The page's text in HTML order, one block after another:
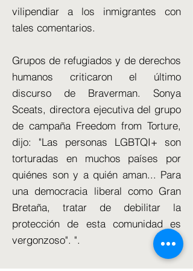
vilipendiar a los inmigrantes con
tales comentarios.
Grupos de refugiados y de derechos
humanos criticaron el último
discurso de Braverman. Sonya
Sceats, directora ejecutiva del grupo
de campaña Freedom from Torture,
dijo: "Las personas LGBTQI+ son
torturadas en muchos países por
quiénes son y a quién aman... Para
una democracia liberal como Gran
Bretaña, tratar de debilitar la
protección de esta comunidad es
vergonzoso". ".